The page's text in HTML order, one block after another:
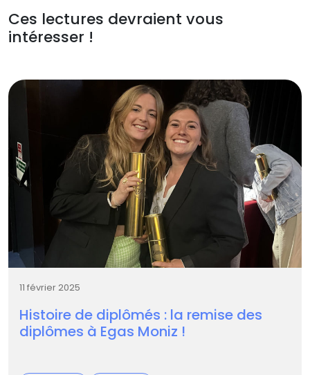
Ces lectures devraient vous
intéresser !
11 février 2025
Histoire de diplômés : la remise des
diplômes à Egas Moniz !